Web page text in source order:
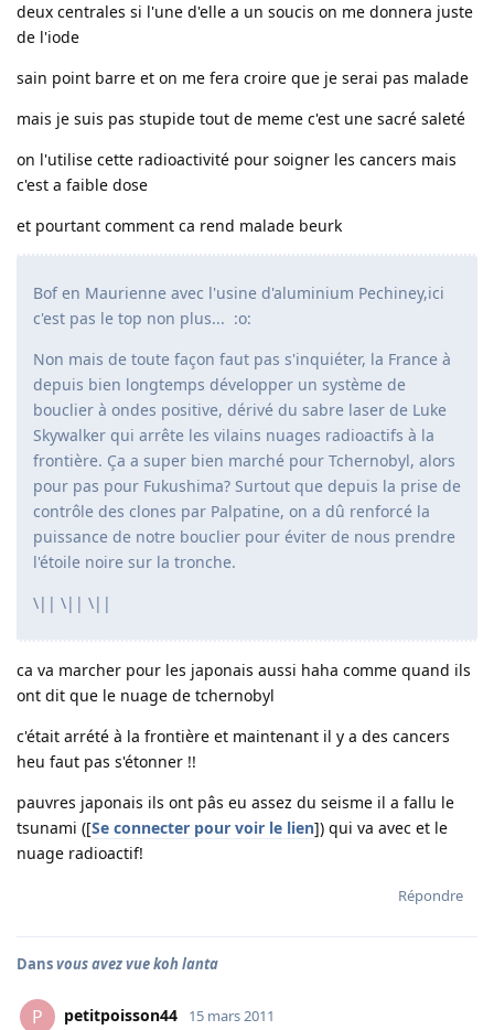
deux centrales si l'une d'elle a un soucis on me donnera juste
de l'iode
sain point barre et on me fera croire que je serai pas malade
mais je suis pas stupide tout de meme c'est une sacré saleté
on l'utilise cette radioactivité pour soigner les cancers mais
c'est a faible dose
et pourtant comment ca rend malade beurk
Bof en Maurienne avec l'usine d'aluminium Pechiney,ici
c'est pas le top non plus... :o:
Non mais de toute façon faut pas s'inquiéter, la France à
depuis bien longtemps développer un système de
bouclier à ondes positive, dérivé du sabre laser de Luke
Skywalker qui arrête les vilains nuages radioactifs à la
frontière. Ça a super bien marché pour Tchernobyl, alors
pour pas pour Fukushima? Surtout que depuis la prise de
contrôle des clones par Palpatine, on a dû renforcé la
puissance de notre bouclier pour éviter de nous prendre
l'étoile noire sur la tronche.
\|| \|| \||
ca va marcher pour les japonais aussi haha comme quand ils
ont dit que le nuage de tchernobyl
c'était arrété à la frontière et maintenant il y a des cancers
heu faut pas s'étonner !!
pauvres japonais ils ont pâs eu assez du seisme il a fallu le
tsunami ([Se connecter pour voir le lien]) qui va avec et le
nuage radioactif!
Répondre
Dansvous avez vue koh lanta
P petitpoisson44 15 mars 2011